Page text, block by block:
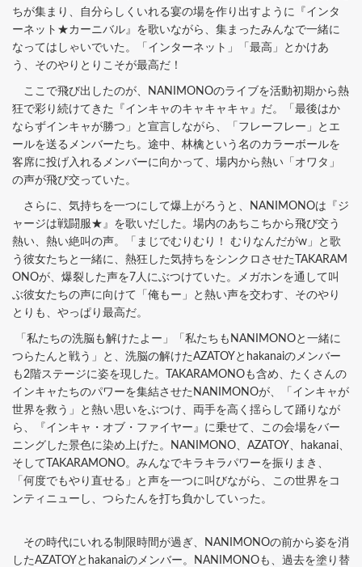
ちが集まり、自分らしくいれる宴の場を作り出すように『インタ
ーネット★カーニバル』を歌いながら、集まったみんなで一緒に
なってはしゃいでいた。「インターネット」「最高」とかけあ
う、そのやりとりこそが最高だ！
ここで飛び出したのが、NANIMONOのライブを活動初期から熱
狂で彩り続けてきた『インキャのキャキャキャ』だ。「最後はか
ならずインキャが勝つ」と宣言しながら、「フレーフレー」とエ
ールを送るメンバーたち。途中、林檎という名のカラーボールを
客席に投げ入れるメンバーに向かって、場内から熱い「オワタ」
の声が飛び交っていた。
さらに、気持ちを一つにして爆上がろうと、NANIMONOは『ジ
ャージは戦闘服★』を歌いだした。場内のあちこちから飛び交う
熱い、熱い絶叫の声。「まじでむりむり！ むりなんだがw」と歌
う彼女たちと一緒に、熱狂した気持ちをシンクロさせたTAKARAM
ONOが、爆裂した声を7人にぶつけていた。メガホンを通して叫
ぶ彼女たちの声に向けて「俺もー」と熱い声を交わす、そのやり
とりも、やっぱり最高だ。
「私たちの洗脳も解けたよー」「私たちもNANIMONOと一緒に
つらたんと戦う」と、洗脳の解けたAZATOYとhakanaiのメンバー
も2階ステージに姿を現した。TAKARAMONOも含め、たくさんの
インキャたちのパワーを集結させたNANIMONOが、「インキャが
世界を救う」と熱い思いをぶつけ、両手を高く揺らして踊りなが
ら、『インキャ・オブ・ファイヤー』に乗せて、この会場をバー
ニングした景色に染め上げた。NANIMONO、AZATOY、hakanai、
そしてTAKARAMONO。みんなでキラキラパワーを振りまき、
「何度でもやり直せる」と声を一つに叫びながら、この世界をコ
ンティニューし、つらたんを打ち負かしていった。
その時代にいれる制限時間が過ぎ、NANIMONOの前から姿を消
したAZATOYとhakanaiのメンバー。NANIMONOも、過去を塗り替